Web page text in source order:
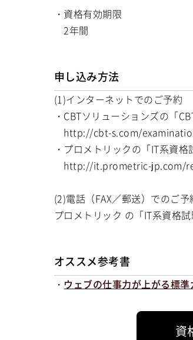
・資格有効期限
2年間
申し込み方法
(1)インターネットでのご予約
・CBTソリューションズの「
http://cbt-s.com/
・プロメトリックの「IT系資
http://it.prometric-jp.com/
(2)電話（FAX／郵送）でのご予
プロメトリック の「IT系資格
オススメ参考書
・ ウェブの仕事力が上がる標
資